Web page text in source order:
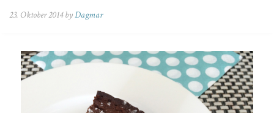
23. Oktober 2014 byDagmar